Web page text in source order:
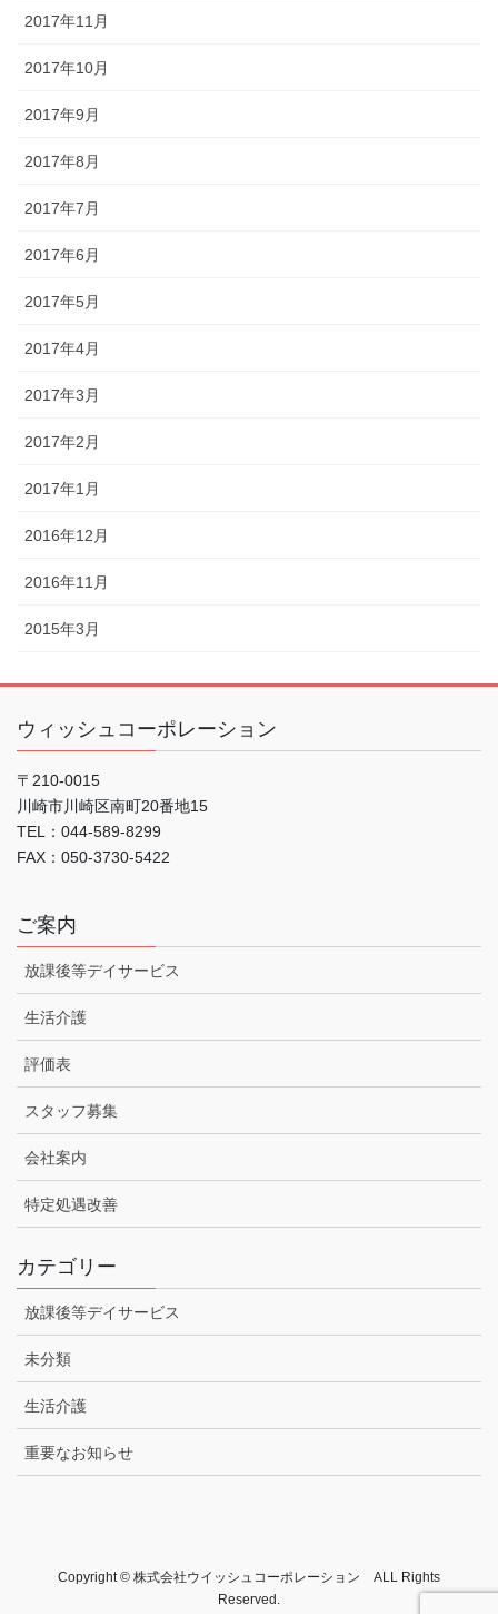
2017年11月
2017年10月
2017年9月
2017年8月
2017年7月
2017年6月
2017年5月
2017年4月
2017年3月
2017年2月
2017年1月
2016年12月
2016年11月
2015年3月
ウィッシュコーポレーション
〒210-0015
川崎市川崎区南町20番地15
TEL：044-589-8299
FAX：050-3730-5422
ご案内
放課後等デイサービス
生活介護
評価表
スタッフ募集
会社案内
特定処遇改善
カテゴリー
放課後等デイサービス
未分類
生活介護
重要なお知らせ
Copyright © 株式会社ウイッシュコーポレーション ALL Rights
Reserved.